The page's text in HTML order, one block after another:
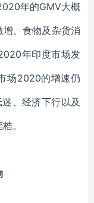
年的GMV大概
、食物及杂货消
年印度市场发
场2020的增速仍
、经济下行以及
。